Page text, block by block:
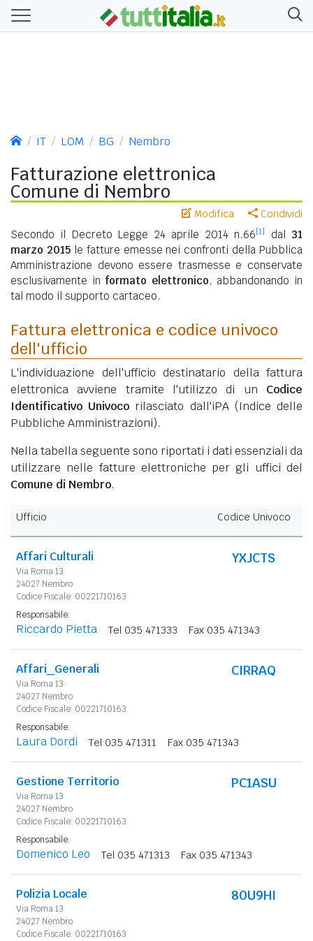
IT LOM BG Nembro
Fatturazione elettronica
Comune di Nembro
Modifica Condividi
Secondo il Decreto Legge 24 aprile 2014 n.66[1] dal 31
marzo 2015le fatture emesse nei confronti della Pubblica
Amministrazione devono essere trasmesse e conservate
esclusivamente in formato elettronico, abbandonando in
tal modo il supporto cartaceo.
Fattura elettronica e codice univoco
dell'ufficio
L'individuazione dell'ufficio destinatario della fattura
elettronica avviene tramite l'utilizzo di un Codice
Identificativo Univoco rilasciato dall'iPA (Indice delle
Pubbliche Amministrazioni).
Nella tabella seguente sono riportati i dati essenziali da
utilizzare nelle fatture elettroniche per gli uffici del
Comune di Nembro.
Ufficio Codice Univoco
Affari Culturali
Via Roma 13
24027 Nembro
Codice Fiscale: 00221710163
YXJCTS
Responsabile:
Riccardo Pietta Tel 035 471333 Fax 035 471343
Affari_Generali
Via Roma 13
24027 Nembro
Codice Fiscale: 00221710163
CIRRAQ
Responsabile:
Laura Dordi Tel 035 471311 Fax 035 471343
Gestione Territorio
Via Roma 13
24027 Nembro
Codice Fiscale: 00221710163
PC1ASU
Responsabile:
Domenico Leo Tel 035 471313 Fax 035 471343
Polizia Locale
Via Roma 13
24027 Nembro
Codice Fiscale: 00221710163
80U9HI